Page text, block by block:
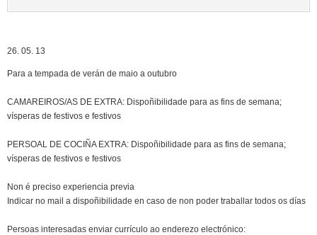
26. 05. 13
Para a tempada de verán de maio a outubro
CAMAREIROS/AS DE EXTRA: Dispoñibilidade para as fins de semana;
vísperas de festivos e festivos
PERSOAL DE COCIÑA EXTRA: Dispoñibilidade para as fins de semana;
vísperas de festivos e festivos
Non é preciso experiencia previa
Indicar no mail a dispoñibilidade en caso de non poder traballar todos os días
Persoas interesadas enviar currículo ao enderezo electrónico: